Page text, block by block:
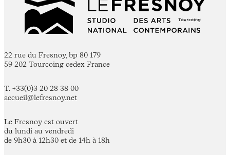
22 rue du Fresnoy, bp 80 179
59 202 Tourcoing cedex France
T. +33(0)3 20 28 38 00
accueil@lefresnoy.net
Le Fresnoy est ouvert
du lundi au vendredi
de 9h30 à 12h30 et de 14h à 18h